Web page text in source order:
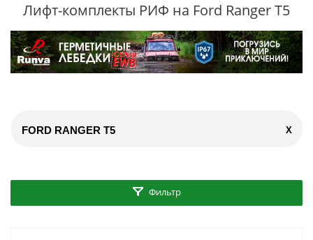
Лифт-комплекты РИФ на Ford Ranger T5
FORD RANGER T5 X
Фильтр